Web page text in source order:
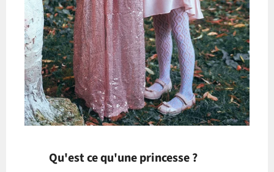
Qu'est ce qu'une princesse ?